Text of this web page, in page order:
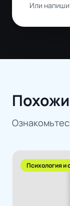
Или
Психология и